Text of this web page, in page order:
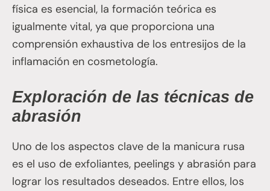
física es esencial, la formación teórica es
igualmente vital, ya que proporciona una
comprensión exhaustiva de los entresijos de la
inflamación en cosmetología.
Exploración de las técnicas de
abrasión
Uno de los aspectos clave de la manicura rusa
es el uso de exfoliantes, peelings y abrasión para
lograr los resultados deseados. Entre ellos, los